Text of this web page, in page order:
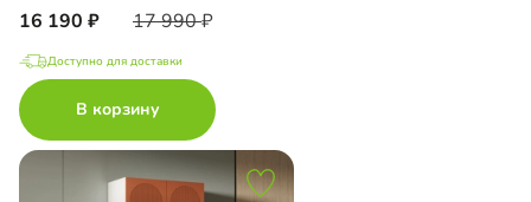
16 190 17 990
Доступно для доставки
В корзину